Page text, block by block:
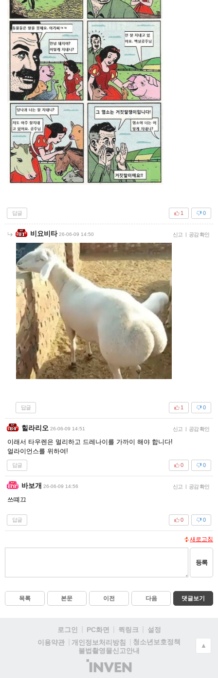
답글 0
1
비요비타 26-06-09 14:50 신고 | 공감 확인
답글 0
1
힐라리오 26-06-09 14:51 신고 | 공감 확인
이래서 타우렌은 멀리하고 드레나이를 가까이 해야 합니다!
얼라이언스를 위하여!
답글 0
0
바보개 26-06-09 14:56 신고 | 공감 확인
쓰뗴끄
답글 0
0
새로고침
등록
목록 본문 이전 다음 댓글보기
로그인 PC화면 퀵링크
설정
이용약관
개인정보처리방침
청소년보호정책
불법촬영물신고안내
(주)
인
▲